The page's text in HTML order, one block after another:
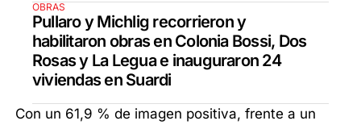
OBRAS
Pullaro y Michlig recorrieron y
habilitaron obras en Colonia Bossi, Dos
Rosas y La Legua e inauguraron 24
viviendas en Suardi
Con un 61,9 % de imagen positiva, frente a un